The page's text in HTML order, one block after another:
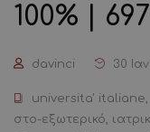
100% |
davinci 30
universita' italiane,
στο-εξωτερικό,